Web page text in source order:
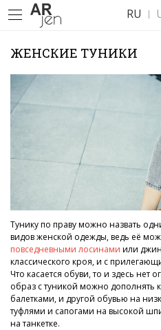
RU
ЖЕНСКИЕ ТУНИКИ
Тунику по праву можно назвать
видов женской одежды, ведь её
повседневными лосинами или
классического кроя, и с
Что касается обуви, то и здесь нет
образ с туникой можно дополнять
балетками, и другой обувью на
туфлями и сапогами на высокой
на танкетке.